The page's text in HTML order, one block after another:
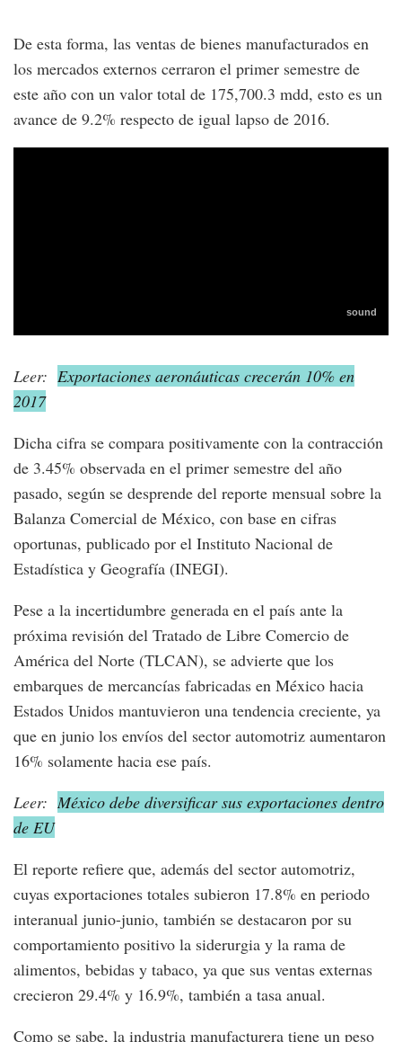
De esta forma, las ventas de bienes manufacturados en
los mercados externos cerraron el primer semestre de
este año con un valor total de 175,700.3 mdd, esto es un
avance de 9.2% respecto de igual lapso de 2016.
Leer: Exportaciones aeronáuticas crecerán 10% en
2017
Dicha cifra se compara positivamente con la contracción
de 3.45% observada en el primer semestre del año
pasado, según se desprende del reporte mensual sobre la
Balanza Comercial de México, con base en cifras
oportunas, publicado por el Instituto Nacional de
Estadística y Geografía (INEGI).
Pese a la incertidumbre generada en el país ante la
próxima revisión del Tratado de Libre Comercio de
América del Norte (TLCAN), se advierte que los
embarques de mercancías fabricadas en México hacia
Estados Unidos mantuvieron una tendencia creciente, ya
que en junio los envíos del sector automotriz aumentaron
16% solamente hacia ese país.
Leer: México debe diversificar sus exportaciones dentro
de EU
El reporte refiere que, además del sector automotriz,
cuyas exportaciones totales subieron 17.8% en periodo
interanual junio-junio, también se destacaron por su
comportamiento positivo la siderurgia y la rama de
alimentos, bebidas y tabaco, ya que sus ventas externas
crecieron 29.4% y 16.9%, también a tasa anual.
Como se sabe, la industria manufacturera tiene un peso